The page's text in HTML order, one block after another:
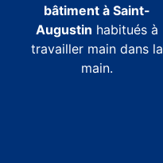
bâtiment à Saint-
Augustin habitués à
travailler main dans la
main.